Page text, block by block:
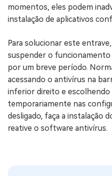
momentos, eles podem
instalação de aplicativos
Para solucionar este
suspender o
por um breve período.
acessando o antivírus na
inferior direito e escolhendo
temporariamente nas
desligado, faça a instalação
reative o software antivírus.